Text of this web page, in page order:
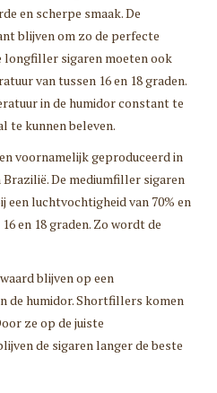
en scherpe smaak. De
blijven om zo de perfecte
longfiller sigaren moeten ook
van tussen 16 en 18 graden.
in de humidor constant te
te kunnen beleven.
voornamelijk geproduceerd in
De mediumfiller sigaren
een luchtvochtigheid van 70% en
en 18 graden. Zo wordt de
blijven op een
de humidor. Shortfillers komen
ze op de juiste
de sigaren langer de beste